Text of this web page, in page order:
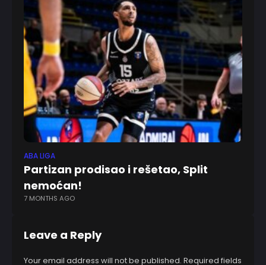
ABA LIGA
Partizan prodisao i rešetao, Split
nemoćan!
7 MONTHS AGO
Leave a Reply
Your email address will not be published. Required fields